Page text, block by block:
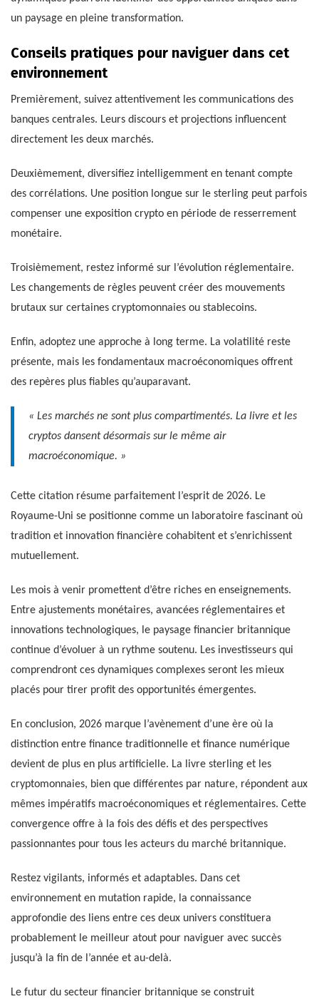
un paysage en pleine transformation.
Conseils pratiques pour naviguer dans cet
environnement
Premièrement, suivez attentivement les communications des
banques centrales. Leurs discours et projections influencent
directement les deux marchés.
Deuxièmement, diversifiez intelligemment en tenant compte
des corrélations. Une position longue sur le sterling peut parfois
compenser une exposition crypto en période de resserrement
monétaire.
Troisièmement, restez informé sur l’évolution réglementaire.
Les changements de règles peuvent créer des mouvements
brutaux sur certaines cryptomonnaies ou stablecoins.
Enfin, adoptez une approche à long terme. La volatilité reste
présente, mais les fondamentaux macroéconomiques offrent
des repères plus fiables qu’auparavant.
« Les marchés ne sont plus compartimentés. La livre et les
cryptos dansent désormais sur le même air
macroéconomique. »
Cette citation résume parfaitement l’esprit de 2026. Le
Royaume-Uni se positionne comme un laboratoire fascinant où
tradition et innovation financière cohabitent et s’enrichissent
mutuellement.
Les mois à venir promettent d’être riches en enseignements.
Entre ajustements monétaires, avancées réglementaires et
innovations technologiques, le paysage financier britannique
continue d’évoluer à un rythme soutenu. Les investisseurs qui
comprendront ces dynamiques complexes seront les mieux
placés pour tirer profit des opportunités émergentes.
En conclusion, 2026 marque l’avènement d’une ère où la
distinction entre finance traditionnelle et finance numérique
devient de plus en plus artificielle. La livre sterling et les
cryptomonnaies, bien que différentes par nature, répondent aux
mêmes impératifs macroéconomiques et réglementaires. Cette
convergence offre à la fois des défis et des perspectives
passionnantes pour tous les acteurs du marché britannique.
Restez vigilants, informés et adaptables. Dans cet
environnement en mutation rapide, la connaissance
approfondie des liens entre ces deux univers constituera
probablement le meilleur atout pour naviguer avec succès
jusqu’à la fin de l’année et au-delà.
Le futur du secteur financier britannique se construit